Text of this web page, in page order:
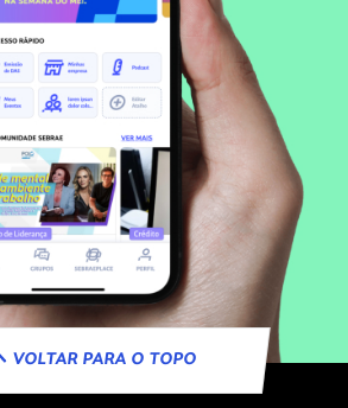
VOLTAR PARA O TOPO